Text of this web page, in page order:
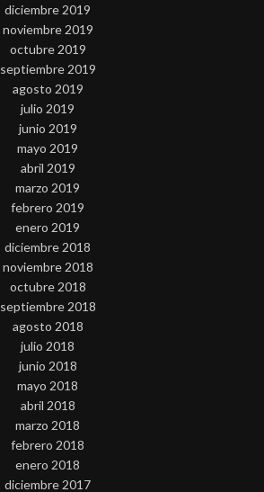
diciembre 2019
noviembre 2019
octubre 2019
septiembre 2019
agosto 2019
julio 2019
junio 2019
mayo 2019
abril 2019
marzo 2019
febrero 2019
enero 2019
diciembre 2018
noviembre 2018
octubre 2018
septiembre 2018
agosto 2018
julio 2018
junio 2018
mayo 2018
abril 2018
marzo 2018
febrero 2018
enero 2018
diciembre 2017